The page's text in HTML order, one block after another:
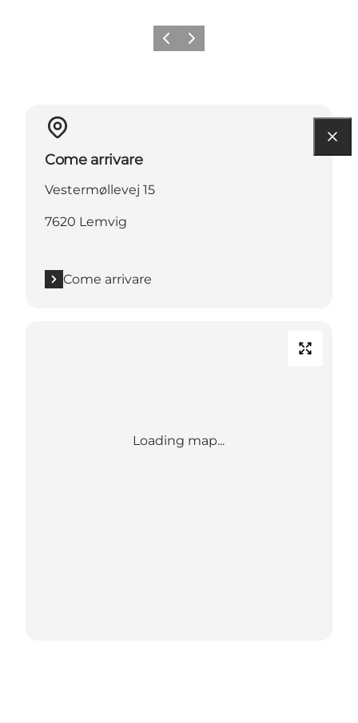
Precedente
Avanti
Come arrivare
Vestermøllevej 15
7620 Lemvig
Come arrivare
Loading map...